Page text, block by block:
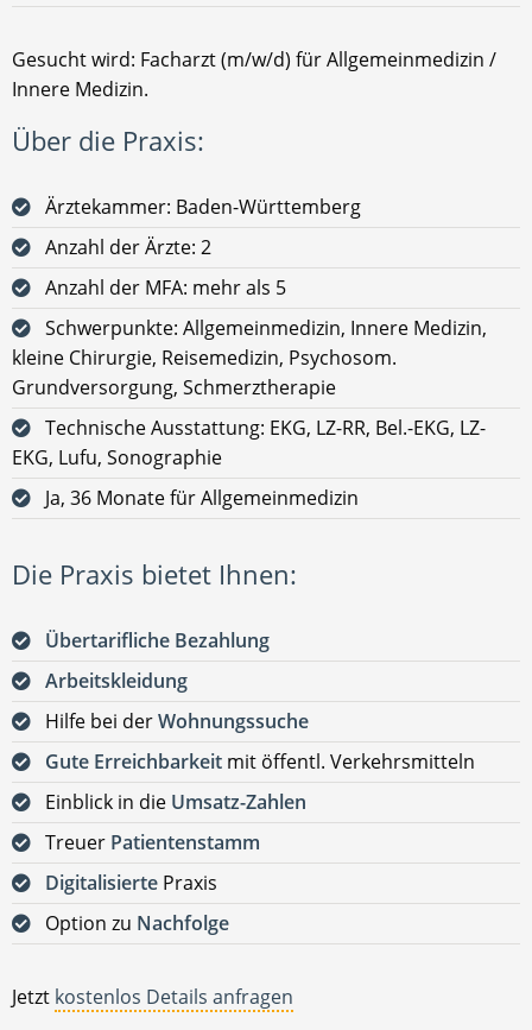
Gesucht wird: Facharzt (m/w/d) für Allgemeinmedizin /
Innere Medizin.
Über die Praxis:
Ärztekammer: Baden-Württemberg
Anzahl der Ärzte: 2
Anzahl der MFA: mehr als 5
Schwerpunkte: Allgemeinmedizin, Innere Medizin,
kleine Chirurgie, Reisemedizin, Psychosom.
Grundversorgung, Schmerztherapie
Technische Ausstattung: EKG, LZ-RR, Bel.-EKG, LZ-
EKG, Lufu, Sonographie
Ja, 36 Monate für Allgemeinmedizin
Die Praxis bietet Ihnen:
Übertarifliche Bezahlung
Arbeitskleidung
Hilfe bei derWohnungssuche
Gute Erreichbarkeit mit öffentl. Verkehrsmitteln
Einblick in die Umsatz-Zahlen
Treuer Patientenstamm
Digitalisierte Praxis
Option zu Nachfolge
Jetzt kostenlos Details anfragen